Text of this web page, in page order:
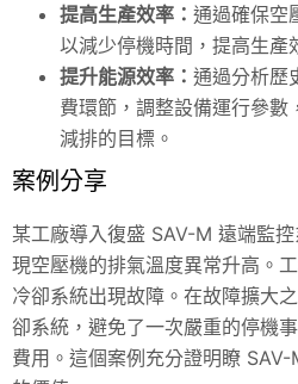
提高生產效率： 通過確保空
以減少停機時間，提高生產
提升能源效率： 通過分析歷
費環節，調整設備運行參數
減排的目標。
案例分享
某工廠導入復盛 SAV-M 遠端監
現空壓機的排氣溫度異常升高。
冷卻系統出現故障。在故障擴大
卻系統，避免了一次嚴重的停機
費用。這個案例充分證明瞭 SAV-